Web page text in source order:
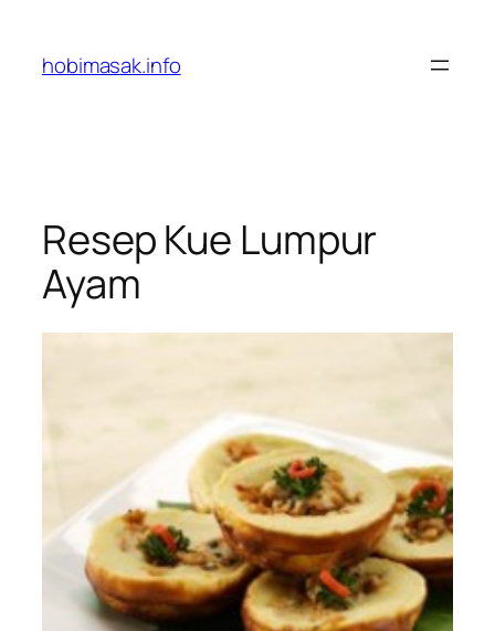
content
hobimasak.info
Resep Kue Lumpur
Ayam